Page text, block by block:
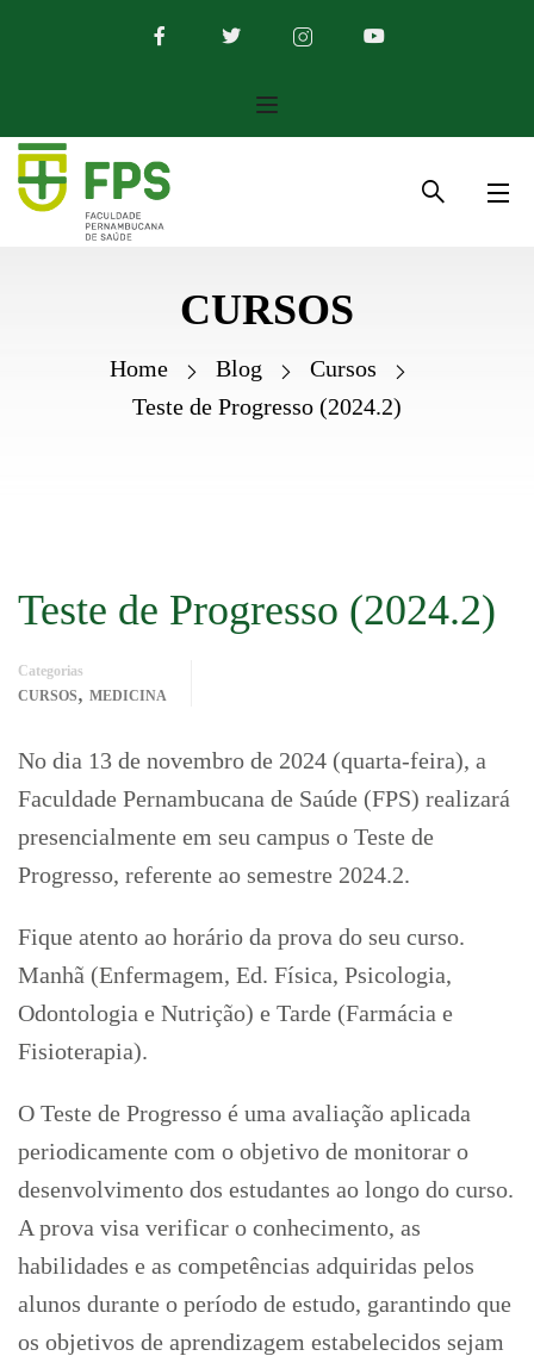
CURSOS
Home Blog
Cursos
Teste de Progresso (2024.2)
Teste de Progresso (2024.2)
Categorias
CURSOS, MEDICINA
No dia 13 de novembro de 2024 (quarta-feira), a
Faculdade Pernambucana de Saúde (FPS) realizará
presencialmente em seu campus o Teste de
Progresso, referente ao semestre 2024.2.
Fique atento ao horário da prova do seu curso.
Manhã (Enfermagem, Ed. Física, Psicologia,
Odontologia e Nutrição) e Tarde (Farmácia e
Fisioterapia).
O Teste de Progresso é uma avaliação aplicada
periodicamente com o objetivo de monitorar o
desenvolvimento dos estudantes ao longo do curso.
A prova visa verificar o conhecimento, as
habilidades e as competências adquiridas pelos
alunos durante o período de estudo, garantindo que
os objetivos de aprendizagem estabelecidos sejam